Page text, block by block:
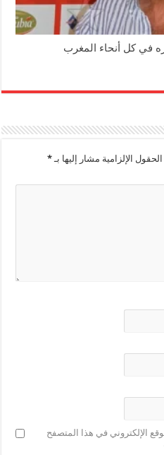
في كل أنحاء المغرب
الحقول الإلزامية مشار إليها بـ*
الإلكتروني في هذا المتصفح